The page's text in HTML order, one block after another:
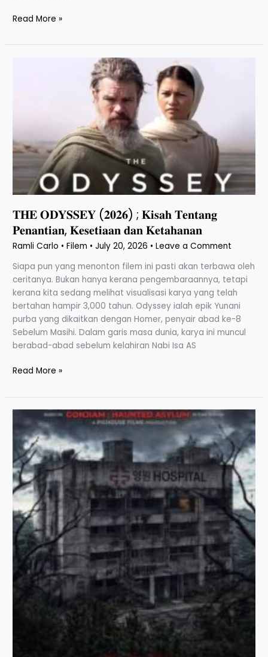
Read More »
𝐓𝐇𝐄 𝐎𝐃𝐘𝐒𝐒𝐄𝐘 (𝟐𝟎𝟐𝟔) ; 𝐊𝐢𝐬𝐚𝐡 𝐓𝐞𝐧𝐭𝐚𝐧𝐠
𝐏𝐞𝐧𝐚𝐧𝐭𝐢𝐚𝐧, 𝐊𝐞𝐬𝐞𝐭𝐢𝐚𝐚𝐧 𝐝𝐚𝐧 𝐊𝐞𝐭𝐚𝐡𝐚𝐧𝐚𝐧
Ramli Carlo •Filem •July 20, 2026 •Leave a Comment
Siapa pun yang menonton filem ini pasti akan terbawa oleh
ceritanya. Bukan hanya kerana pengembaraannya, tetapi
kerana kita sedang melihat visualisasi karya yang telah
bertahan hampir 3,000 tahun. Odyssey ialah epik Yunani
purba yang dikaitkan dengan Homer, penyair abad ke-8
Sebelum Masihi. Dalam garis masa dunia, karya ini muncul
berabad-abad sebelum kelahiran Nabi Isa AS
𝐏𝐞𝐧𝐚𝐧𝐭𝐢𝐚𝐧,
𝐊𝐞𝐬𝐞𝐭𝐢𝐚𝐚𝐧
𝐝𝐚𝐧
𝐊𝐞𝐭𝐚𝐡𝐚𝐧𝐚𝐧
Read More »
𝐅𝐢𝐥𝐞𝐦
𝟒𝟎𝟐
𝐑𝐔𝐌𝐀𝐇
𝐒𝐀𝐊𝐈𝐓
𝐀𝐍𝐆𝐊𝐄𝐑
𝐊𝐎𝐑𝐄𝐀
(𝟐𝟎𝟐𝟔)
;
𝐏𝐨𝐩𝐮𝐥𝐚𝐫𝐢𝐭𝐢
𝐝𝐢𝐤𝐞𝐣𝐚𝐫,
𝐭𝐫𝐚𝐠𝐞𝐝𝐢
𝐦𝐞𝐧𝐠𝐚𝐣𝐚𝐫